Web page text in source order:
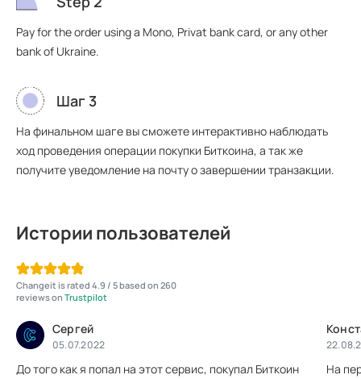
Pay for the order using a Mono, Privat bank card, or any other
bank of Ukraine.
Шаг 3
На финальном шаге вы сможете интерактивно наблюдать
ход проведения операции покупки Биткоина, а так же
получите уведомление на почту о завершении транзакции.
Истории пользователей
Changeit is rated 4.9 / 5 based on 260
reviews on Trustpilot
Сергей
05.07.2022
До того как я попал на этот сервис, покупал Биткоин
На